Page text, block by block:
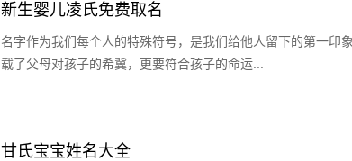
新生婴儿凌氏免费取名
名字作为我们每个人的特殊符号，是我们给他人留下的第一印
载了父母对孩子的希冀，更要符合孩子的命运...
甘氏宝宝姓名大全